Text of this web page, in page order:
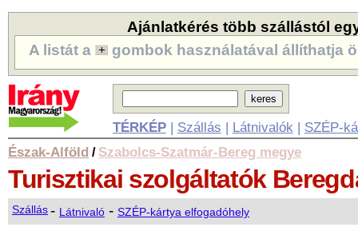
Ajánlatkérés több szállástól
A listát a
gombok használatával állíthatja
TÉRKÉP| Szállás | Látnivalók | SZÉP-
Észak-Alföld / Szabolcs-Szatmár-Bereg megye
Turisztikai szolgáltatók
Szállás- Látnivaló - SZÉP-kártya elfogadóhely